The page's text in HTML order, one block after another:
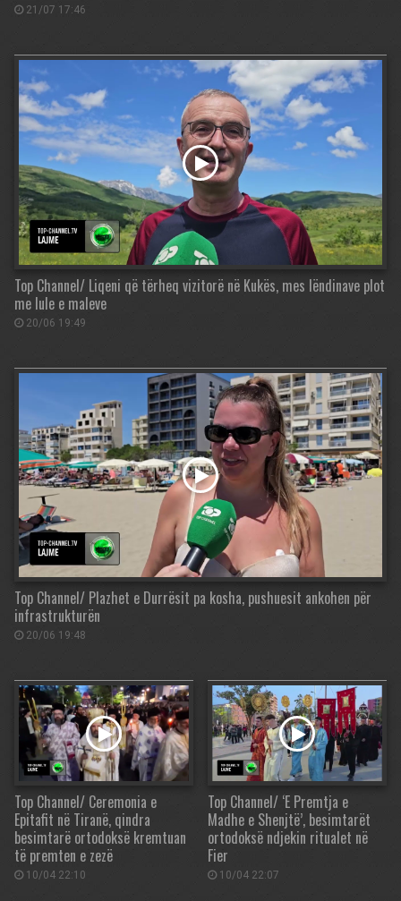
21/07 17:46
Top Channel/ Liqeni që tërheq vizitorë në Kukës, mes lëndinave plot
me lule e maleve
20/06 19:49
Top Channel/ Plazhet e Durrësit pa kosha, pushuesit ankohen për
infrastrukturën
20/06 19:48
Top Channel/ Ceremonia e
Epitafit në Tiranë, qindra
besimtarë ortodoksë kremtuan
të premten e zezë
10/04 22:10
Top Channel/ ‘E Premtja e
Madhe e Shenjtë’, besimtarët
ortodoksë ndjekin ritualet në
Fier
10/04 22:07